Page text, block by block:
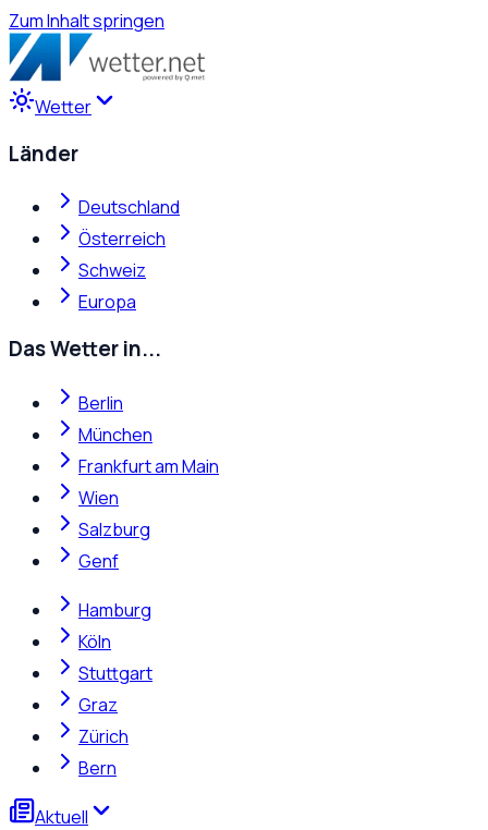
Zum Inhalt springen
Wetter
Länder
Deutschland
Österreich
Schweiz
Europa
Das Wetter in...
Berlin
München
Frankfurt am Main
Wien
Salzburg
Genf
Hamburg
Köln
Stuttgart
Graz
Zürich
Bern
Aktuell